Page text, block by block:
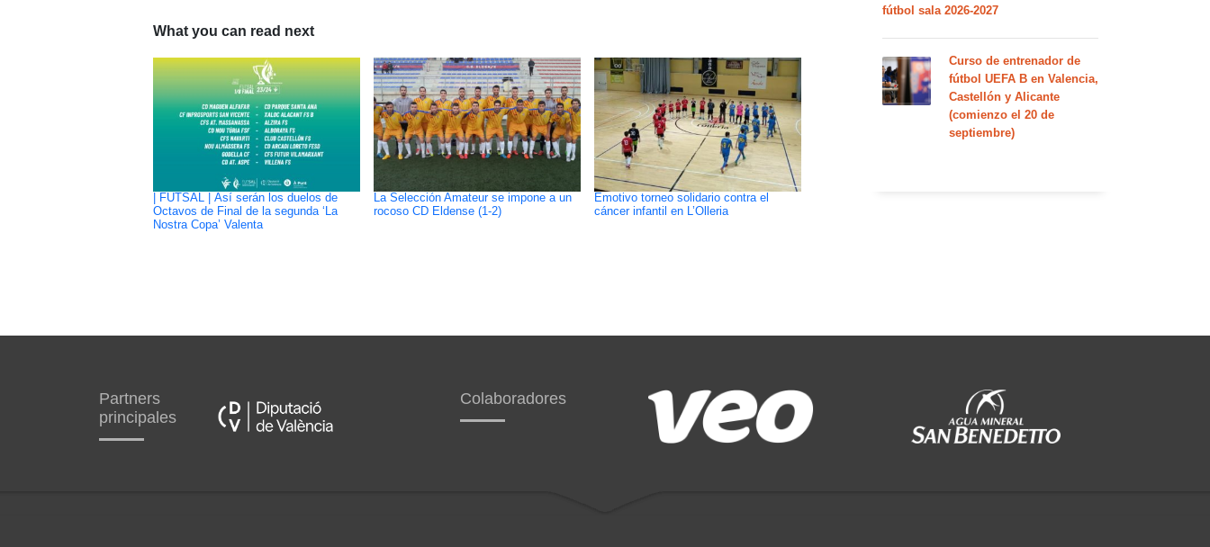
What you can read next
| FUTSAL | Así serán los duelos de
Octavos de Final de la segunda ‘La
Nostra Copa’ Valenta
La Selección Amateur se impone a un
rocoso CD Eldense (1-2)
Emotivo torneo solidario contra el
cáncer infantil en L’Olleria
fútbol sala 2026-2027
Curso de entrenador de
fútbol UEFA B en Valencia,
Castellón y Alicante
(comienzo el 20 de
septiembre)
Partners
principales
Colaboradores